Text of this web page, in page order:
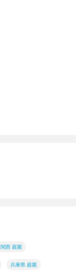
関西 庭園
兵庫県 庭園